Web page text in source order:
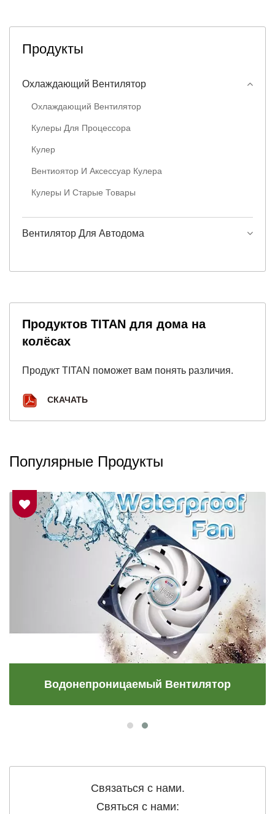
Продукты
Охлаждающий Вентилятор
Охлаждающий Вентилятор
Кулеры Для Процессора
Кулер
Вентиоятор И Аксессуар Кулера
Кулеры И Старые Товары
Вентилятор Для Автодома
Продуктов TITAN для дома на
колёсах
Продукт TITAN поможет вам понять различия.
СКАЧАТЬ
Популярные Продукты
Водонепроницаемый Вентилятор
Связаться с нами.
Святься с нами: